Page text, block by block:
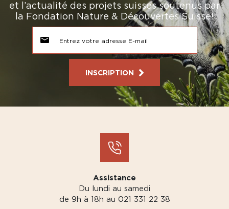
et l’actualité des projets suisses soutenus par
la Fondation Nature & Découvertes Suisse!
INSCRIPTION
Assistance
Du lundi au samedi
de 9h à 18h au 021 331 22 38